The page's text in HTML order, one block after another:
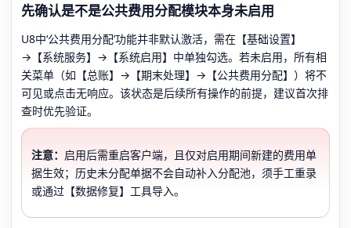
先确认是不是公共费用分配模块本身未启用
U8中‘公共费用分配’功能并非默认激活，需在【基础设置】
→【系统服务】→【系统启用】中单独勾选。若未启用，所有相
关菜单（如【总账】→【期末处理】→【公共费用分配】）将不
可见或点击无响应。该状态是后续所有操作的前提，建议首次排
查时优先验证。
注意： 启用后需重启客户端，且仅对启用期间新建的费用单
据生效；历史未分配单据不会自动补入分配池，须手工重录
或通过【数据修复】工具导入。